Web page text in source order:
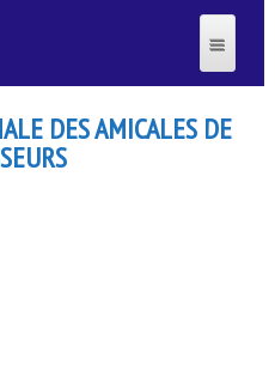
DES AMICALES DE